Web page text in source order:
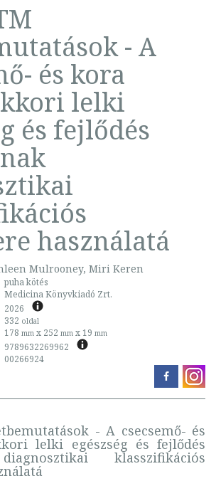
- A
és kora
lelki
és fejlődés
használatá
Mulrooney, Miri Keren
puha kötés
Medicina Könyvkiadó Zrt.
2026
332 oldal
178 mm x 252 mm x 19 mm
9789632269962
00266924
- A csecsemő- és
lelki egészség és fejlődés
klasszifikációs